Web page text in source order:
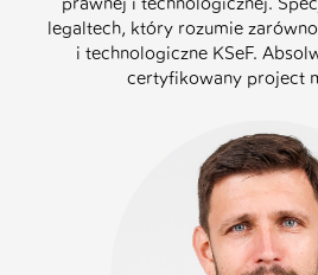
legaltech, który rozumie
i technologiczne KSeF.
certyfikowany project